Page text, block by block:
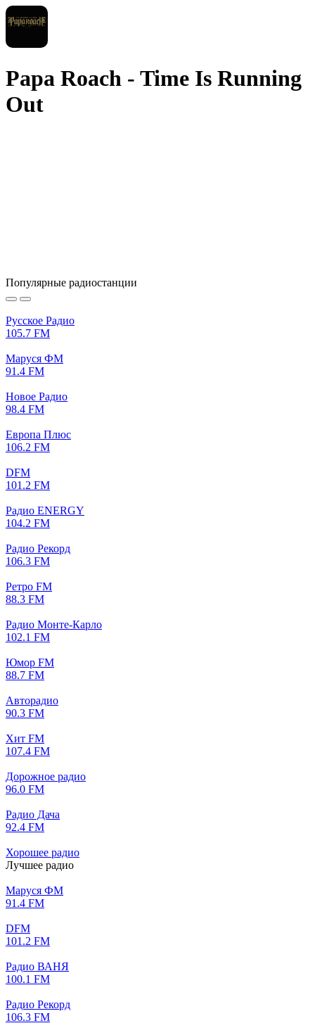
Papa Roach - Time Is Running
Out
Популярные радиостанции
Русское Радио
105.7 FM
Маруся ФМ
91.4 FM
Новое Радио
98.4 FM
Европа Плюс
106.2 FM
DFM
101.2 FM
Радио ENERGY
104.2 FM
Радио Рекорд
106.3 FM
Ретро FM
88.3 FM
Радио Монте-Карло
102.1 FM
Юмор FM
88.7 FM
Авторадио
90.3 FM
Хит FM
107.4 FM
Дорожное радио
96.0 FM
Радио Дача
92.4 FM
Хорошее радио
Лучшее радио
Маруся ФМ
91.4 FM
DFM
101.2 FM
Радио ВАНЯ
100.1 FM
Радио Рекорд
106.3 FM